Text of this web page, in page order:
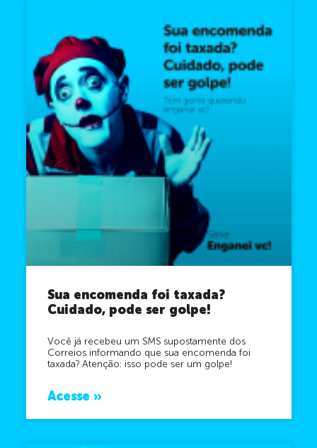
Sua encomenda foi taxada?
Cuidado, pode ser golpe!
Você já recebeu um SMS supostamente dos
Correios informando que sua encomenda foi
taxada? Atenção: isso pode ser um golpe!
Acesse »